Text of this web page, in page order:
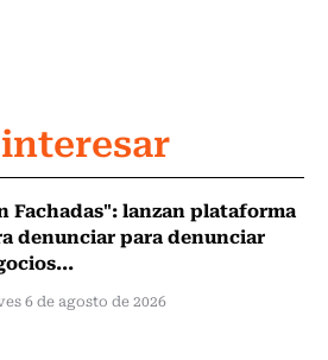
Fachadas": lanzan plataforma
denunciar para denunciar
6 de agosto de 2026